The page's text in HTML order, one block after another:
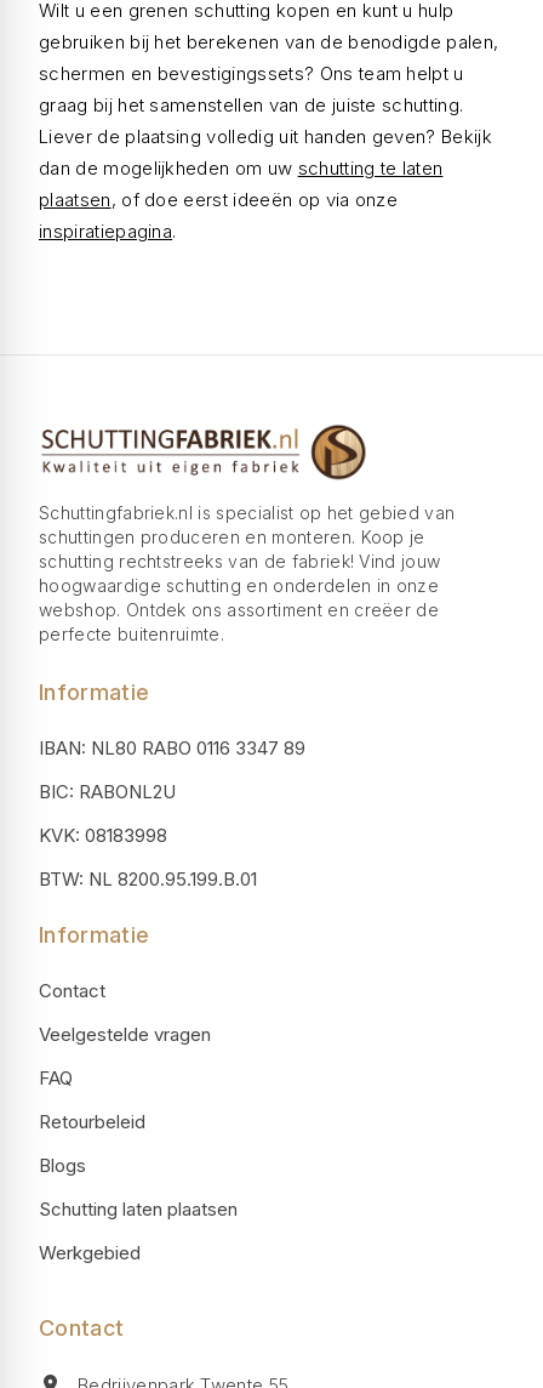
Wilt u een grenen schutting kopen en kunt u hulp
gebruiken bij het berekenen van de benodigde palen,
schermen en bevestigingssets? Ons team helpt u
graag bij het samenstellen van de juiste schutting.
Liever de plaatsing volledig uit handen geven? Bekijk
dan de mogelijkheden om uw schutting te laten
plaatsen, of doe eerst ideeën op via onze
inspiratiepagina.
Schuttingfabriek.nl is specialist op het gebied van
schuttingen produceren en monteren. Koop je
schutting rechtstreeks van de fabriek! Vind jouw
hoogwaardige schutting en onderdelen in onze
webshop. Ontdek ons assortiment en creëer de
perfecte buitenruimte.
Informatie
IBAN: NL80 RABO 0116 3347 89
BIC: RABONL2U
KVK: 08183998
BTW: NL 8200.95.199.B.01
Informatie
Contact
Veelgestelde vragen
FAQ
Retourbeleid
Blogs
Schutting laten plaatsen
Werkgebied
Contact